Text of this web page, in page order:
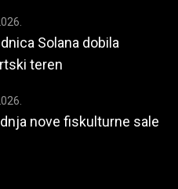
Solana dobila
teren
nove fiskulturne sale